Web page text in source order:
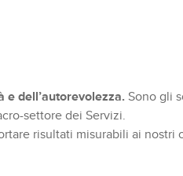
dell’autorevolezza. Sono gli
settore dei Servizi.
risultati misurabili ai nostri